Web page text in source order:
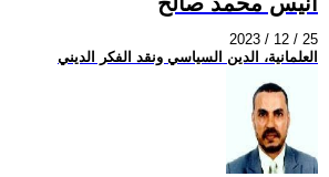
2023 / 12 / 25
العلمانية، الدين السياسي ونقد الفكر الديني